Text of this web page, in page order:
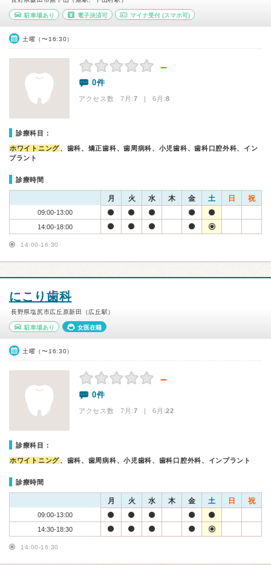
駐車場あり 電子決済可 マイナ受付 (スマホ可)
土曜（〜16:30）
－
0件
アクセス数 7月:7 | 6月:8
診療科目：
ホワイトニング、歯科、矯正歯科、歯周病科、小児歯科、歯科口腔外科、イン
プラント
診療時間
月 火 水 木 金 土 日 祝
09:00-13:00
14:00-18:00
14:00-16:30
にこり歯科
長野県塩尻市広丘原新田（広丘駅）
駐車場あり 女医在籍
土曜（〜16:30）
－
0件
アクセス数 7月:7 | 6月:22
診療科目：
ホワイトニング、歯科、歯周病科、小児歯科、歯科口腔外科、インプラント
診療時間
月 火 水 木 金 土 日 祝
09:00-13:00
14:30-18:30
14:00-16:30